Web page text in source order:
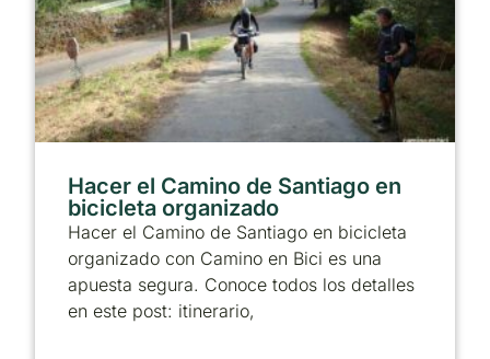
Hacer el Camino de Santiago en
bicicleta organizado
Hacer el Camino de Santiago en bicicleta
organizado con Camino en Bici es una
apuesta segura. Conoce todos los detalles
en este post: itinerario,